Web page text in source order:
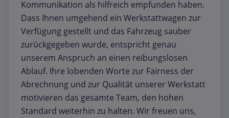
Kommunikation als hilfreich empfunden haben.
Dass Ihnen umgehend ein Werkstattwagen zur
Verfügung gestellt und das Fahrzeug sauber
zurückgegeben wurde, entspricht genau
unserem Anspruch an einen reibungslosen
Ablauf. Ihre lobenden Worte zur Fairness der
Abrechnung und zur Qualität unserer Werkstatt
motivieren das gesamte Team, den hohen
Standard weiterhin zu halten. Wir freuen uns,